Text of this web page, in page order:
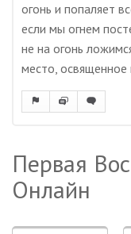
огонь и попаляет
если мы огнем
не на огонь
место, освященное
Первая
Онлайн